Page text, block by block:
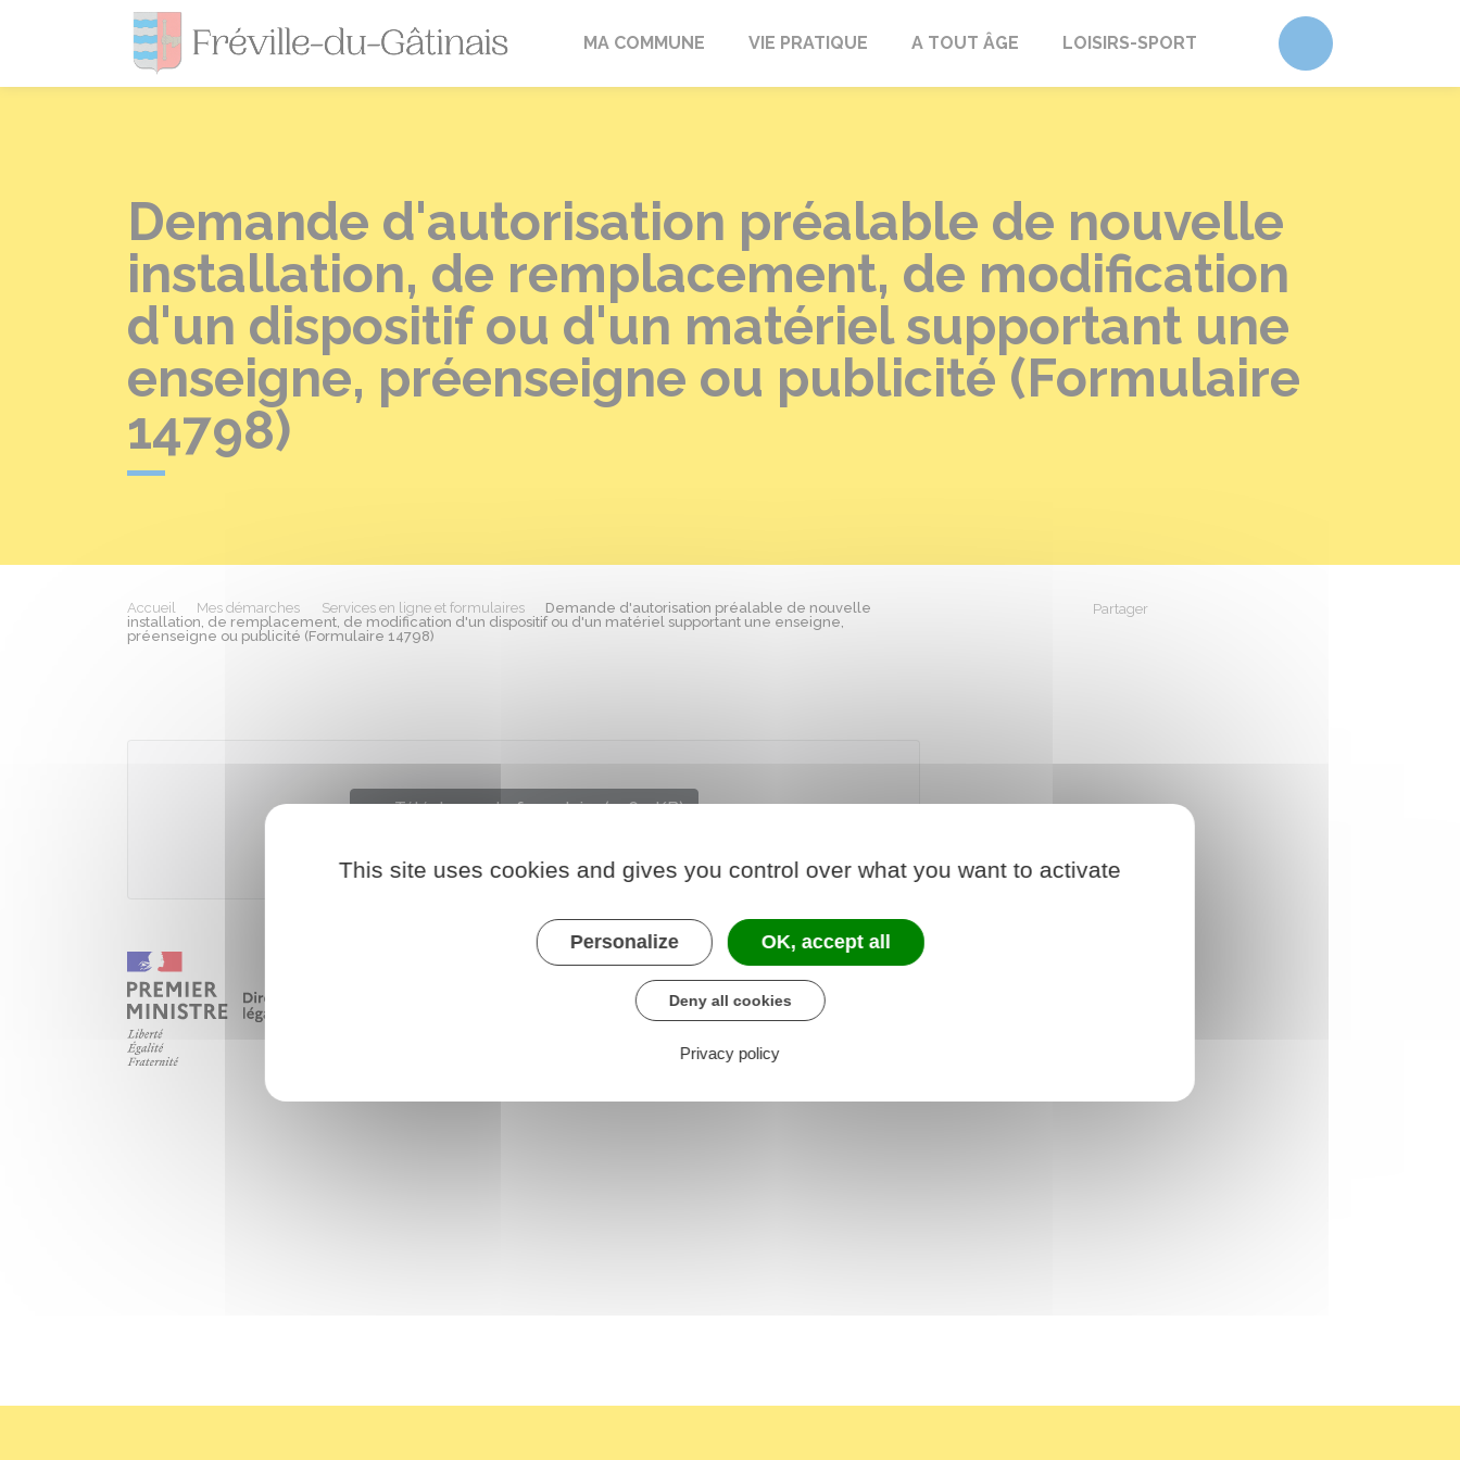
Fréville-du-Gâtinais
MA COMMUNE VIE PRATIQUE A TOUT ÂGE LOISIRS-SPORT Accéder au
Demande d'autorisation préalable de nouvelle
installation, de remplacement, de modification
d'un dispositif ou d'un matériel supportant une
enseigne, préenseigne ou publicité (Formulaire
14798)
Accueil Mes démarches Services en ligne et formulaires
Demande d'autorisation préalable de nouvelle
installation, de remplacement, de modification d'un dispositif ou d'un matériel supportant une enseigne,
préenseigne ou publicité (Formulaire 14798)
Partager
Télécharger le formulaire (316.1 KB)
Ministère chargé de l'environnement
This site uses cookies and gives you control over what you want to activate
Personalize OK, accept all
Deny all cookies
Privacy policy